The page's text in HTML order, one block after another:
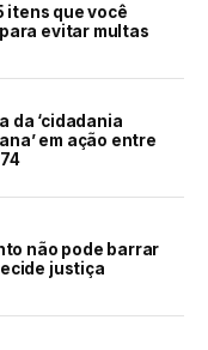
itens que você
evitar multas
da ‘cidadania
em ação entre
não pode barrar
justiça